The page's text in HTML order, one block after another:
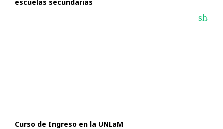
escuelas secundarias
share
Curso de Ingreso en la UNLaM